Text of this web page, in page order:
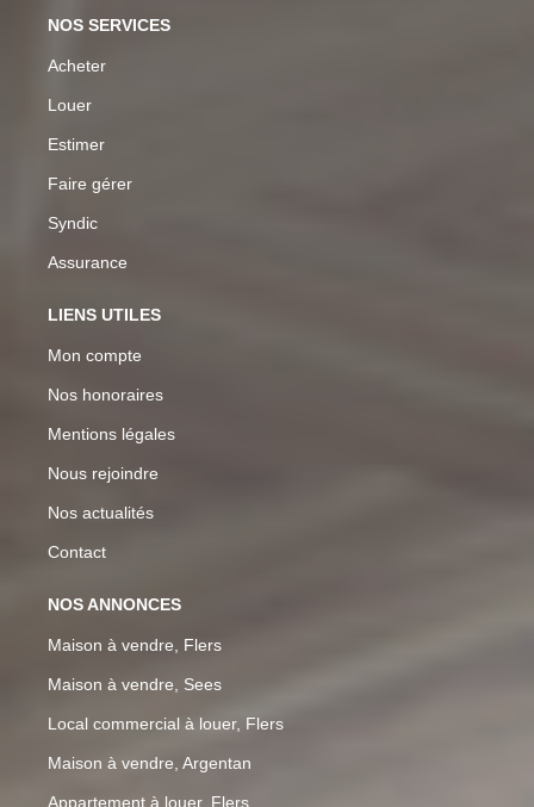
NOS SERVICES
Acheter
Louer
Estimer
Faire gérer
Syndic
Assurance
LIENS UTILES
Mon compte
Nos honoraires
Mentions légales
Nous rejoindre
Nos actualités
Contact
NOS ANNONCES
Maison à vendre, Flers
Maison à vendre, Sees
Local commercial à louer, Flers
Maison à vendre, Argentan
Appartement à louer, Flers